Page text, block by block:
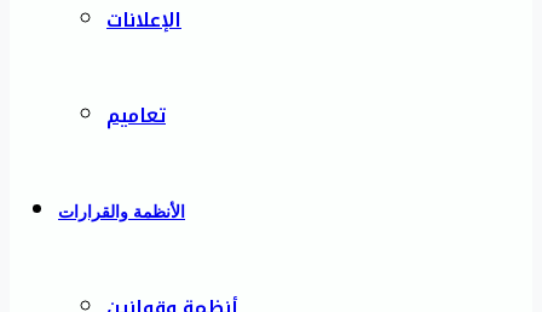
الإعلانات
تعاميم
الأنظمة والقرارات